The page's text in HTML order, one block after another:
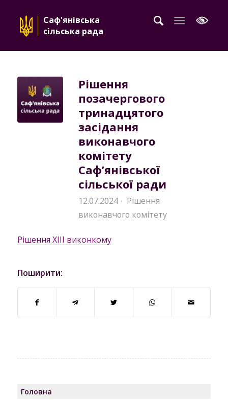
Саф'янівська
сільська рада
Рішення
позачергового
тринадцятого
засідання
виконавчого
комітету
Саф’янівської
сільської ради
12.07.2024 · Рішення
виконавчого комітету
Рішення XIII виконкому
Поширити:
Головна